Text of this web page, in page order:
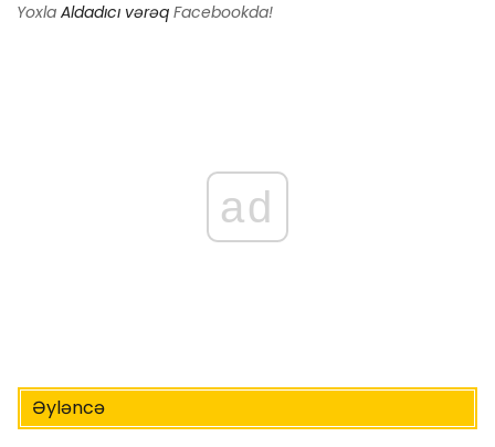
Yoxla Aldadıcı vərəq Facebookda!
ad
Əyləncə